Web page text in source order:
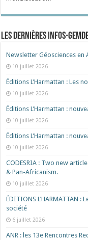
Les dernières Infos-
Newsletter Géosciences en
10 juillet 2026
Éditions L’Harmattan : Les
10 juillet 2026
Éditions L’Harmattan :
10 juillet 2026
Éditions L’Harmattan :
10 juillet 2026
CODESRIA : Two new
& Pan-Africanism.
10 juillet 2026
ÉDITIONS L’HARMATTAN
société
6 juillet 2026
ANR : les 13e Rencontres